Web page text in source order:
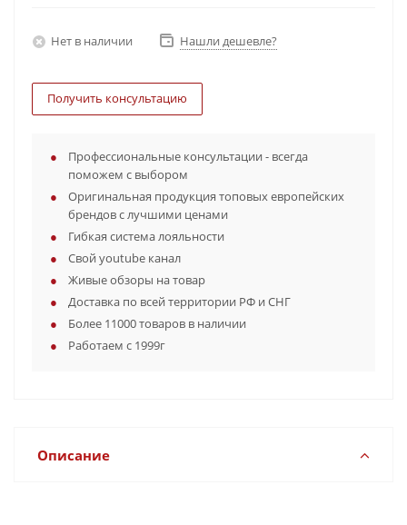
Нет в наличии Нашли дешевле?
Получить консультацию
Профессиональные консультации - всегда
поможем с выбором
Оригинальная продукция топовых европейских
брендов с лучшими ценами
Гибкая система лояльности
Свой youtube канал
Живые обзоры на товар
Доставка по всей территории РФ и СНГ
Более 11000 товаров в наличии
Работаем с 1999г
Описание